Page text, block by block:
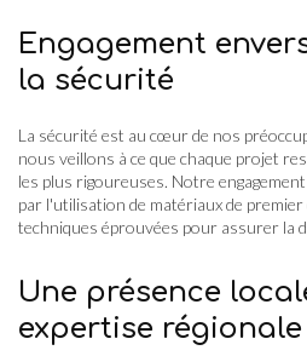
Engagement
la sécurité
La sécurité est au cœur de nos
nous veillons à ce que chaque projet
les plus rigoureuses. Notre
par l'utilisation de matériaux de
techniques éprouvées pour assurer la
Une présence
expertise régionale